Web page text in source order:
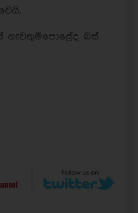
නැවතුම්පොළේද බස්